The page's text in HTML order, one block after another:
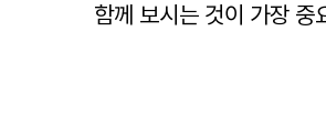
함께 보시는 것이 가장 중